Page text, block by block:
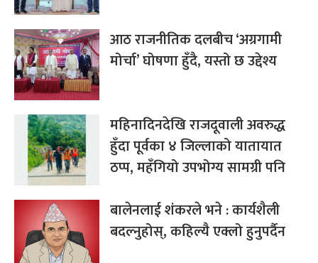
आठ राजनीतिक दलबीच ‘अग्रगामी
मोर्चा’ घोषणा हुँदै, यस्तो छ उद्देश्य
महिनादिनदेखि राजदूवाली अवरुद्ध
हुँदा पूर्वका ४ जिल्लाको यातायात
ठप्प, महँगियो उपभोग्य सामग्री पनि
बालेनलाई शंकरले भने : कार्यशैली
बदल्नुहोस्, कहिल्यै एक्लो हुनुपर्दैन